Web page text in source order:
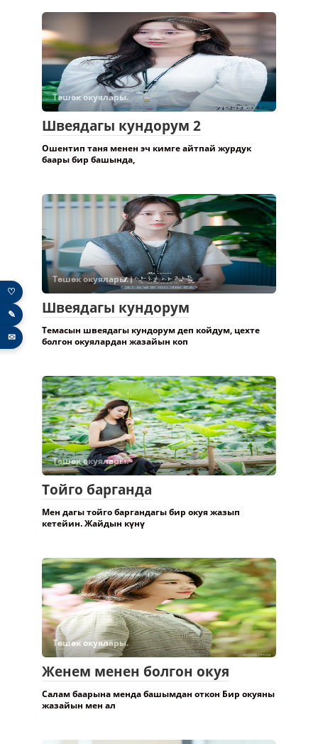
Төшөк окуялары.
Швеядагы кундорум 2
Ошентип таня менен эч кимге айтпай журдук
баары бир башында,
Төшөк окуялары.
Швеядагы кундорум
Темасын швеядагы кундорум деп койдум, цехте
болгон окуялардан жазайын коп
Төшөк окуялары.
Тойго барганда
Мен дагы тойго баргандагы бир окуя жазып
кетейин. Жайдын күнү
Төшөк окуялары.
Женем менен болгон окуя
Салам баарына менда башымдан откон Бир окуяны
жазайын мен ал
♡
✎
✉